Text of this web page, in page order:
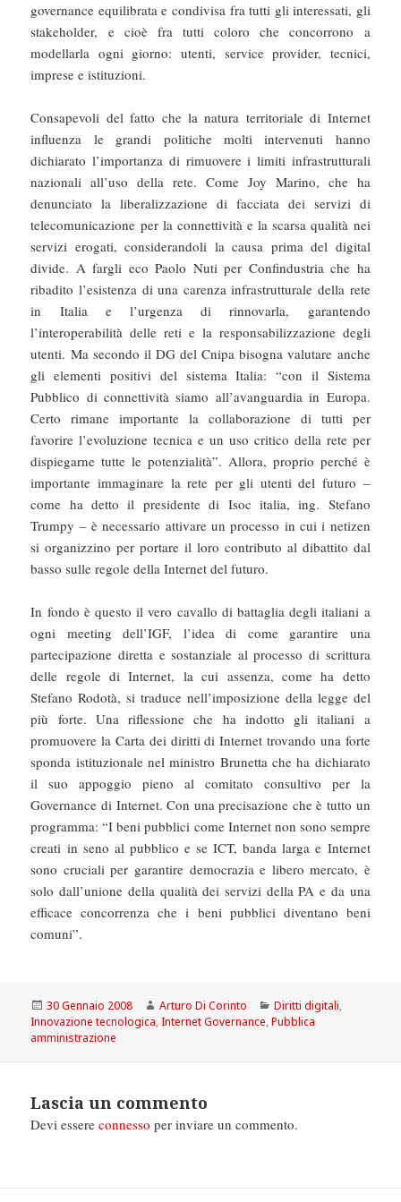
governance equilibrata e condivisa fra tutti gli interessati, gli
stakeholder, e cioè fra tutti coloro che concorrono a
modellarla ogni giorno: utenti, service provider, tecnici,
imprese e istituzioni.
Consapevoli del fatto che la natura territoriale di Internet
influenza le grandi politiche molti intervenuti hanno
dichiarato l’importanza di rimuovere i limiti infrastrutturali
nazionali all’uso della rete. Come Joy Marino, che ha
denunciato la liberalizzazione di facciata dei servizi di
telecomunicazione per la connettività e la scarsa qualità nei
servizi erogati, considerandoli la causa prima del digital
divide. A fargli eco Paolo Nuti per Confindustria che ha
ribadito l’esistenza di una carenza infrastrutturale della rete
in Italia e l’urgenza di rinnovarla, garantendo
l’interoperabilità delle reti e la responsabilizzazione degli
utenti. Ma secondo il DG del Cnipa bisogna valutare anche
gli elementi positivi del sistema Italia: “con il Sistema
Pubblico di connettività siamo all’avanguardia in Europa.
Certo rimane importante la collaborazione di tutti per
favorire l’evoluzione tecnica e un uso critico della rete per
dispiegarne tutte le potenzialità”. Allora, proprio perché è
importante immaginare la rete per gli utenti del futuro –
come ha detto il presidente di Isoc italia, ing. Stefano
Trumpy – è necessario attivare un processo in cui i netizen
si organizzino per portare il loro contributo al dibattito dal
basso sulle regole della Internet del futuro.
In fondo è questo il vero cavallo di battaglia degli italiani a
ogni meeting dell’IGF, l’idea di come garantire una
partecipazione diretta e sostanziale al processo di scrittura
delle regole di Internet, la cui assenza, come ha detto
Stefano Rodotà, si traduce nell’imposizione della legge del
più forte. Una riflessione che ha indotto gli italiani a
promuovere la Carta dei diritti di Internet trovando una forte
sponda istituzionale nel ministro Brunetta che ha dichiarato
il suo appoggio pieno al comitato consultivo per la
Governance di Internet. Con una precisazione che è tutto un
programma: “I beni pubblici come Internet non sono sempre
creati in seno al pubblico e se ICT, banda larga e Internet
sono cruciali per garantire democrazia e libero mercato, è
solo dall’unione della qualità dei servizi della PA e da una
efficace concorrenza che i beni pubblici diventano beni
comuni”.
Scritto
il
30 Gennaio 2008 Autore
Arturo Di Corinto Categorie
Diritti digitali,
Innovazione tecnologica,Internet Governance,Pubblica
amministrazione
Lascia un commento
Devi essereconnesso per inviare un commento.